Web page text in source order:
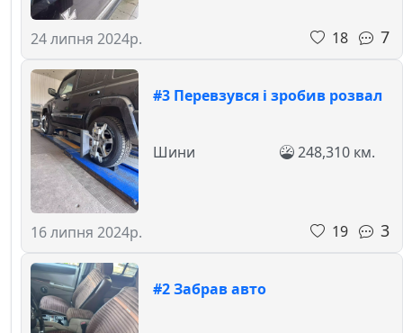
24 липня 2024р. 18 7
#3 Перевзувся і зробив розвал
16 липня 2024р.
Шини 248,310 км.
19 3
#2 Забрав авто